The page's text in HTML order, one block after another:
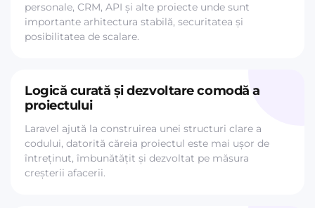
personale, CRM, API și alte proiecte unde sunt
importante arhitectura stabilă, securitatea și
posibilitatea de scalare.
Logică curată și dezvoltare comodă a
proiectului
Laravel ajută la construirea unei structuri clare a
codului, datorită căreia proiectul este mai ușor de
întreținut, îmbunătățit și dezvoltat pe măsura
creșterii afacerii.